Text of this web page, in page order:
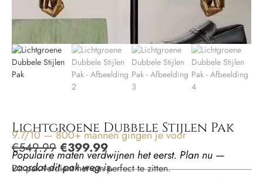
Lichtgroene Dubbele Stijlen Pak
9.7/10 — 800+ mannen gingen je voor
€549.99 €399.99
Populaire maten verdwijnen het eerst. Plan nu —
voordat dit pak weg is.
Dit pak verdient het om perfect te zitten.